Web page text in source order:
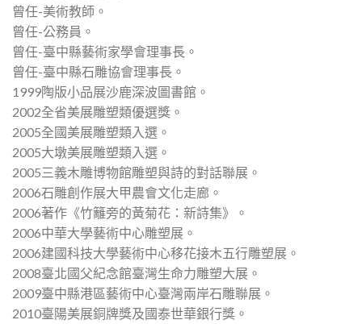
曾任-美術教師。
曾任-公務員。
曾任-臺中縣藝術家學會理事長。
曾任-臺中縣石雕協會理事長。
1999陶版小品展沙鹿深波圖書館。
2002全省美展雕塑類優選獎。
2005全國美展雕塑類入選。
2005大墩美展雕塑類入選。
2005三義木雕博物館雕塑與詩的對話聯展。
2006石雕創作展大甲農會文化走廊。
2006著作《竹籬旁的黃菊花：新詩集》。
2006中華大學藝術中心雕塑展。
2006建國科技大學藝術中心移花接木五行雕塑展。
2008臺北國父紀念館臺灣生命力雕塑大展。
2009臺中縣港區藝術中心臺灣兩岸石雕聯展。
2010臺陽美展銅牌獎及國泰世華銀行獎。